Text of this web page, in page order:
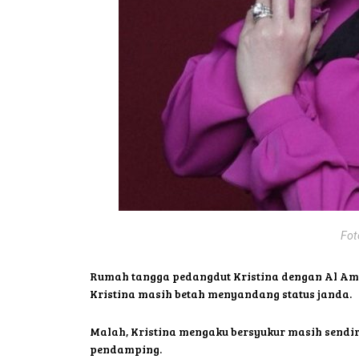
Rumah tangga pedangdut Kristina dengan Al
Kristina masih betah menyandang status janda.
Malah, Kristina mengaku bersyukur masih
pendamping.